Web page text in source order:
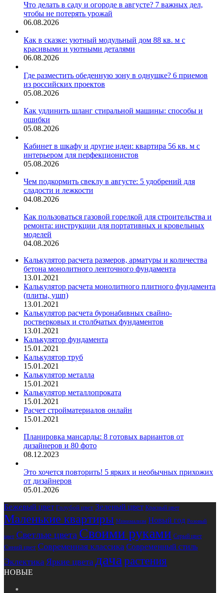
Что делать в саду и огороде в августе? 7 важных дел,
чтобы не потерять урожай
06.08.2026
Как в сказке: уютный модульный дом 88 кв. м с
красивыми и уютными деталями
06.08.2026
Где разместить обеденную зону в однушке? 6 приемов
из российских проектов
05.08.2026
Как удлинить шланг стиральной машины: способы и
ошибки
05.08.2026
Кабинет в шкафу и другие идеи: квартира 56 кв. м с
интерьером для перфекционистов
05.08.2026
Чем подкормить свеклу в августе: 5 удобрений для
сладости и лежкости
04.08.2026
Как пользоваться газовой горелкой для строительства и
ремонта: инструкции для портативных и кровельных
моделей
04.08.2026
Калькулятор расчета размеров, арматуры и количества
бетона монолитного ленточного фундамента
13.01.2021
Калькулятор расчета монолитного плитного фундамента
(плиты, ушп)
13.01.2021
Калькулятор расчета буронабивных свайно-
ростверковых и столбчатых фундаментов
13.01.2021
Калькулятор фундамента
15.01.2021
Калькулятор труб
15.01.2021
Калькулятор металла
15.01.2021
Калькулятор металлопроката
15.01.2021
Расчет стройматериалов онлайн
15.01.2021
Планировка мансарды: 8 готовых вариантов от
дизайнеров и 80 фото
08.12.2023
Это хочется повторить! 5 ярких и необычных прихожих
от дизайнеров
05.01.2026
Бежевый цвет Голубой цвет Зеленый цвет Красный цвет
Маленькие квартиры Минимализм Новый год Розовый
цвет Светлые цвета Своими руками Серый цвет
Синий цвет Современная классика Современный стиль
Эклектика Яркие цвета дача растения
НОВЫЕ